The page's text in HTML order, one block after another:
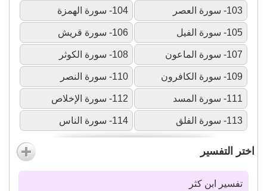
103- سورة العصر 104- سورة الهمزة
105- سورة الفيل 106- سورة قريش
107- سورة الماعون 108- سورة الكوثر
109- سورة الكافرون 110- سورة النصر
111- سورة المسد 112- سورة الإخلاص
113- سورة الفلق 114- سورة الناس
اختر التفسير
تفسير ابن كثر